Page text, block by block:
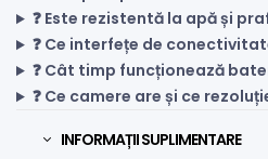
❓ Este rezistentă la apă și
❓ Ce interfețe de
❓ Cât timp funcționează
❓ Ce camere are și ce
INFORMAȚII SUPLIMENTARE